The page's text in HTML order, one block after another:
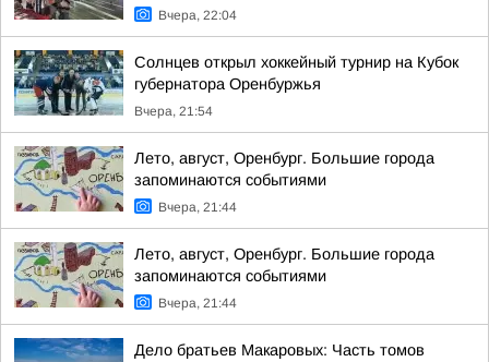
Вчера, 22:04
Солнцев открыл хоккейный турнир на Кубок
губернатора Оренбуржья
Вчера, 21:54
Лето, август, Оренбург. Большие города
запоминаются событиями
Вчера, 21:44
Лето, август, Оренбург. Большие города
запоминаются событиями
Вчера, 21:44
Дело братьев Макаровых: Часть томов